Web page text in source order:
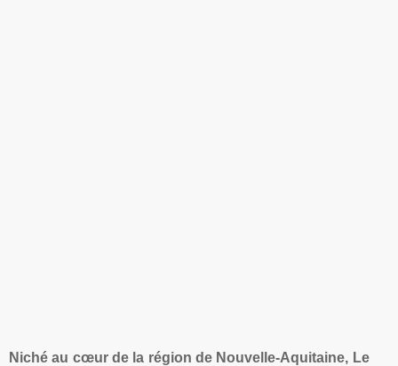
Niché au cœur de la région de Nouvelle-Aquitaine, Le